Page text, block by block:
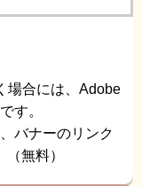
場合には、Adobe
す。
バナーのリンク
無料）